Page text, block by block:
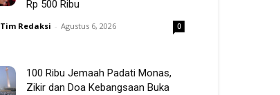
Rp 500 Ribu
Tim Redaksi - Agustus 6, 2026 0
100 Ribu Jemaah Padati Monas,
Zikir dan Doa Kebangsaan Buka